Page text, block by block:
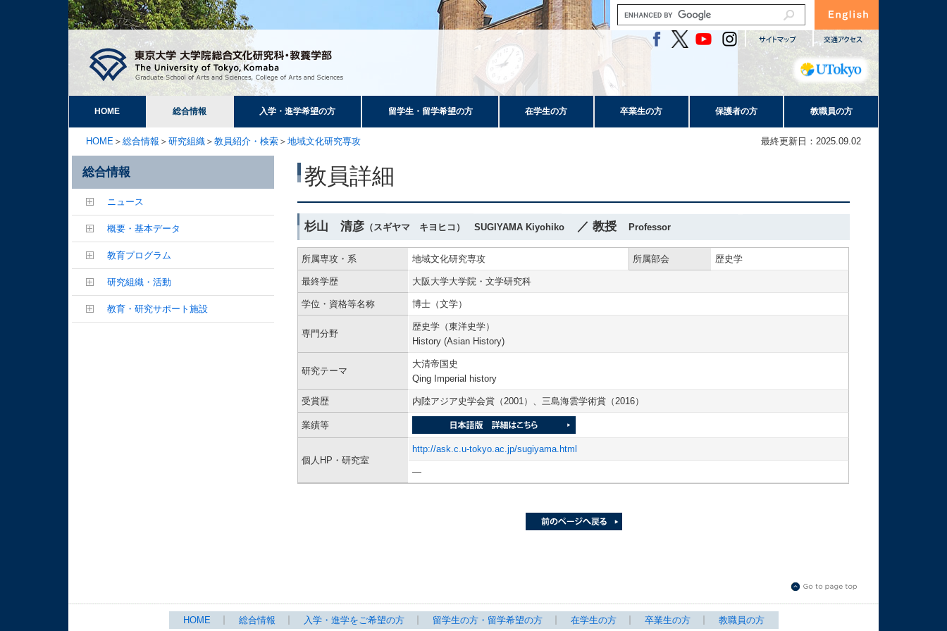
HOME 総合情報 入学・進学希望の方 留学生・留学希望の方 在学生の方 卒業生の方 保護者の方 教職員の方
HOME ＞ 総合情報 ＞ 研究組織 ＞ 教員紹介・検索 ＞ 地域文化研究専攻 最終更新日：2025.09.02
教員詳細
杉山 清彦 （スギヤマ キヨヒコ） SUGIYAMA Kiyohiko ／ 教授Professor
所属専攻・系 地域文化研究専攻 所属部会 歴史学
最終学歴 大阪大学大学院・文学研究科
学位・資格等名称 博士（文学）
専門分野
歴史学（東洋史学）
History (Asian History)
研究テーマ
大清帝国史
Qing Imperial history
受賞歴 内陸アジア史学会賞（2001）、三島海雲学術賞（2016）
業績等
個人HP・研究室
http://ask.c.u-tokyo.ac.jp/sugiyama.html
―
総合情報
ニュース
概要・基本データ
教育プログラム
研究組織・活動
教育・研究サポート施設
HOME 総合情報 入学・進学をご希望の方 留学生の方・留学希望の方 在学生の方 卒業生の方 教職員の方